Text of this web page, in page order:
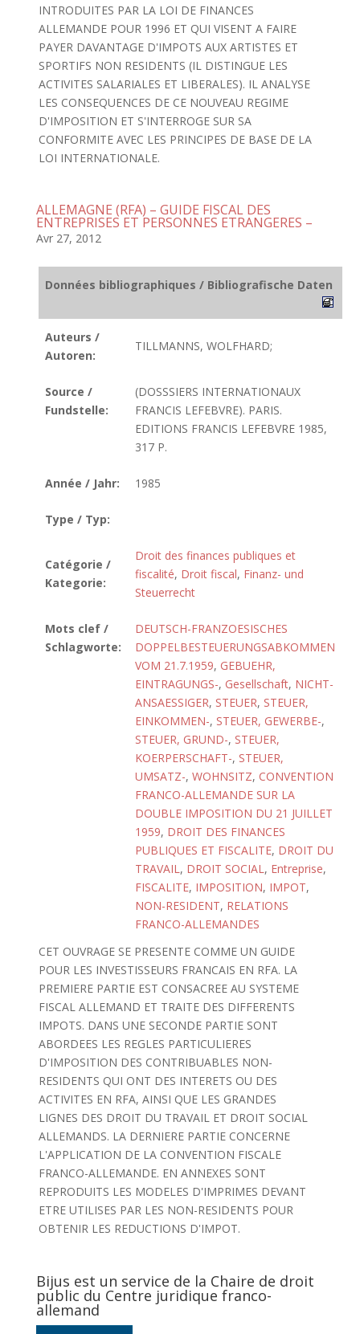
INTRODUITES PAR LA LOI DE FINANCES
ALLEMANDE POUR 1996 ET QUI VISENT A FAIRE
PAYER DAVANTAGE D'IMPOTS AUX ARTISTES ET
SPORTIFS NON RESIDENTS (IL DISTINGUE LES
ACTIVITES SALARIALES ET LIBERALES). IL ANALYSE
LES CONSEQUENCES DE CE NOUVEAU REGIME
D'IMPOSITION ET S'INTERROGE SUR SA
CONFORMITE AVEC LES PRINCIPES DE BASE DE LA
LOI INTERNATIONALE.
ALLEMAGNE (RFA) – GUIDE FISCAL DES
ENTREPRISES ET PERSONNES ETRANGERES –
Avr 27, 2012
Données bibliographiques / Bibliografische Daten
Auteurs /
Autoren:
TILLMANNS, WOLFHARD;
Source /
Fundstelle:
(DOSSSIERS INTERNATIONAUX
FRANCIS LEFEBVRE). PARIS.
EDITIONS FRANCIS LEFEBVRE 1985,
317 P.
Année / Jahr: 1985
Type / Typ:
Catégorie /
Kategorie:
Droit des finances publiques et
fiscalité, Droit fiscal, Finanz- und
Steuerrecht
Mots clef /
Schlagworte:
DEUTSCH-FRANZOESISCHES
DOPPELBESTEUERUNGSABKOMMEN
VOM 21.7.1959, GEBUEHR,
EINTRAGUNGS-, Gesellschaft, NICHT-
ANSAESSIGER, STEUER, STEUER,
EINKOMMEN-, STEUER, GEWERBE-,
STEUER, GRUND-, STEUER,
KOERPERSCHAFT-, STEUER,
UMSATZ-, WOHNSITZ, CONVENTION
FRANCO-ALLEMANDE SUR LA
DOUBLE IMPOSITION DU 21 JUILLET
1959, DROIT DES FINANCES
PUBLIQUES ET FISCALITE, DROIT DU
TRAVAIL, DROIT SOCIAL, Entreprise,
FISCALITE, IMPOSITION, IMPOT,
NON-RESIDENT, RELATIONS
FRANCO-ALLEMANDES
CET OUVRAGE SE PRESENTE COMME UN GUIDE
POUR LES INVESTISSEURS FRANCAIS EN RFA. LA
PREMIERE PARTIE EST CONSACREE AU SYSTEME
FISCAL ALLEMAND ET TRAITE DES DIFFERENTS
IMPOTS. DANS UNE SECONDE PARTIE SONT
ABORDEES LES REGLES PARTICULIERES
D'IMPOSITION DES CONTRIBUABLES NON-
RESIDENTS QUI ONT DES INTERETS OU DES
ACTIVITES EN RFA, AINSI QUE LES GRANDES
LIGNES DES DROIT DU TRAVAIL ET DROIT SOCIAL
ALLEMANDS. LA DERNIERE PARTIE CONCERNE
L'APPLICATION DE LA CONVENTION FISCALE
FRANCO-ALLEMANDE. EN ANNEXES SONT
REPRODUITS LES MODELES D'IMPRIMES DEVANT
ETRE UTILISES PAR LES NON-RESIDENTS POUR
OBTENIR LES REDUCTIONS D'IMPOT.
Bijus est un service de la Chaire de droit
public du Centre juridique franco-
allemand